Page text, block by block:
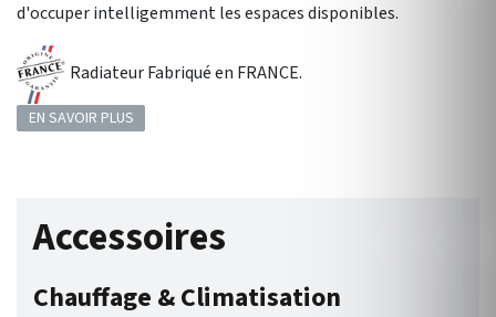
d'occuper intelligemment les espaces disponibles.
Radiateur Fabriqué en FRANCE.
EN SAVOIR PLUS
Accessoires
Chauffage & Climatisation